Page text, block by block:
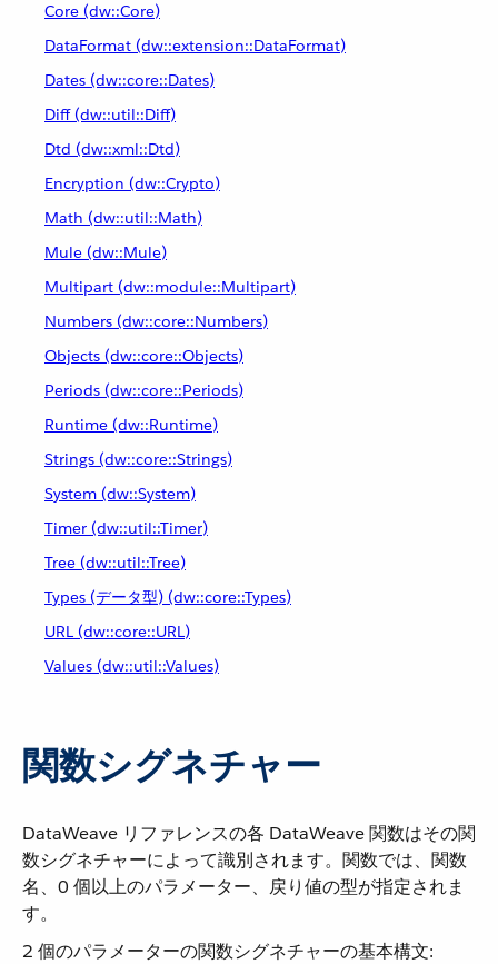
Core (dw::Core)
DataFormat (dw::extension::DataFormat)
Dates (dw::core::Dates)
Diff (dw::util::Diff)
Dtd (dw::xml::Dtd)
Encryption (dw::Crypto)
Math (dw::util::Math)
Mule (dw::Mule)
Multipart (dw::module::Multipart)
Numbers (dw::core::Numbers)
Objects (dw::core::Objects)
Periods (dw::core::Periods)
Runtime (dw::Runtime)
Strings (dw::core::Strings)
System (dw::System)
Timer (dw::util::Timer)
Tree (dw::util::Tree)
Types (データ型) (dw::core::Types)
URL (dw::core::URL)
Values (dw::util::Values)
関数シグネチャー
DataWeave リファレンスの各 DataWeave 関数はその関
数シグネチャーによって識別されます。関数では、関数
名、0 個以上のパラメーター、戻り値の型が指定されま
す。
2 個のパラメーターの関数シグネチャーの基本構文: